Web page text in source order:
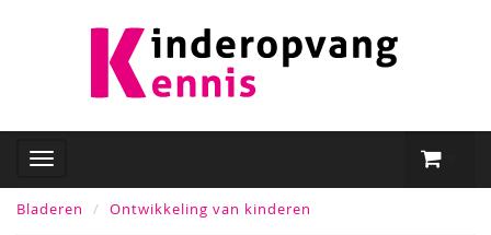
Bladeren Ontwikkeling van kinderen